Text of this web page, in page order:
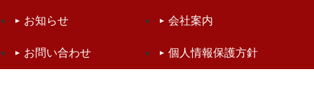
お知らせ 会社案内
お問い合わせ 個人情報保護方針